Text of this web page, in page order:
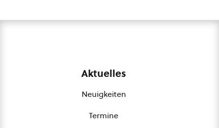
Aktuelles
Neuigkeiten
Termine